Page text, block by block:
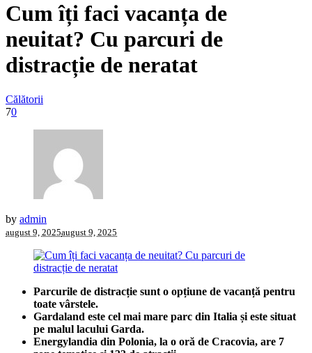
Cum îți faci vacanța de
neuitat? Cu parcuri de
distracție de neratat
Călătorii
70
by admin
august 9, 2025august 9, 2025
Parcurile de distracție sunt o opțiune de vacanță pentru
toate vârstele.
Gardaland este cel mai mare parc din Italia și este situat
pe malul lacului Garda.
Energylandia din Polonia, la o oră de Cracovia, are 7